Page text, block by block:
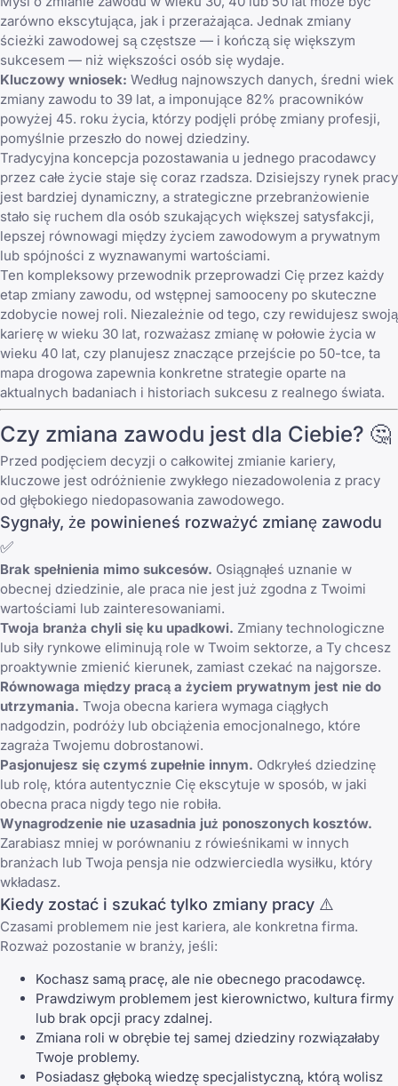
zarówno ekscytująca, jak i przerażająca. Jednak zmiany
ścieżki zawodowej są częstsze — i kończą się większym
sukcesem — niż większości osób się wydaje.
Kluczowy wniosek: Według najnowszych danych, średni wiek
zmiany zawodu to 39 lat, a imponujące 82% pracowników
powyżej 45. roku życia, którzy podjęli próbę zmiany profesji,
pomyślnie przeszło do nowej dziedziny.
Tradycyjna koncepcja pozostawania u jednego pracodawcy
przez całe życie staje się coraz rzadsza. Dzisiejszy rynek pracy
jest bardziej dynamiczny, a strategiczne przebranżowienie
stało się ruchem dla osób szukających większej satysfakcji,
lepszej równowagi między życiem zawodowym a prywatnym
lub spójności z wyznawanymi wartościami.
Ten kompleksowy przewodnik przeprowadzi Cię przez każdy
etap zmiany zawodu, od wstępnej samooceny po skuteczne
zdobycie nowej roli. Niezależnie od tego, czy rewidujesz swoją
karierę w wieku 30 lat, rozważasz zmianę w połowie życia w
wieku 40 lat, czy planujesz znaczące przejście po 50-tce, ta
mapa drogowa zapewnia konkretne strategie oparte na
aktualnych badaniach i historiach sukcesu z realnego świata.
Czy zmiana zawodu jest dla Ciebie? 🤔
Przed podjęciem decyzji o całkowitej zmianie kariery,
kluczowe jest odróżnienie zwykłego niezadowolenia z pracy
od głębokiego niedopasowania zawodowego.
Sygnały, że powinieneś rozważyć zmianę zawodu
✅
Brak spełnienia mimo sukcesów. Osiągnąłeś uznanie w
obecnej dziedzinie, ale praca nie jest już zgodna z Twoimi
wartościami lub zainteresowaniami.
Twoja branża chyli się ku upadkowi. Zmiany technologiczne
lub siły rynkowe eliminują role w Twoim sektorze, a Ty chcesz
proaktywnie zmienić kierunek, zamiast czekać na najgorsze.
Równowaga między pracą a życiem prywatnym jest nie do
utrzymania. Twoja obecna kariera wymaga ciągłych
nadgodzin, podróży lub obciążenia emocjonalnego, które
zagraża Twojemu dobrostanowi.
Pasjonujesz się czymś zupełnie innym. Odkryłeś dziedzinę
lub rolę, która autentycznie Cię ekscytuje w sposób, w jaki
obecna praca nigdy tego nie robiła.
Wynagrodzenie nie uzasadnia już ponoszonych kosztów.
Zarabiasz mniej w porównaniu z rówieśnikami w innych
branżach lub Twoja pensja nie odzwierciedla wysiłku, który
wkładasz.
Kiedy zostać i szukać tylko zmiany pracy ⚠️
Czasami problemem nie jest kariera, ale konkretna firma.
Rozważ pozostanie w branży, jeśli:
Kochasz samą pracę, ale nie obecnego pracodawcę.
Prawdziwym problemem jest kierownictwo, kultura firmy
lub brak opcji pracy zdalnej.
Zmiana roli w obrębie tej samej dziedziny rozwiązałaby
Twoje problemy.
Posiadasz głęboką wiedzę specjalistyczną, którą wolisz